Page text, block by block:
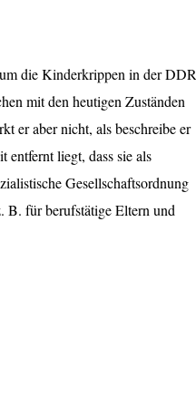
die Kinderkrippen in der DDR
mit den heutigen Zuständen
er aber nicht, als beschreibe er
entfernt liegt, dass sie als
Gesellschaftsordnung
B. für berufstätige Eltern und